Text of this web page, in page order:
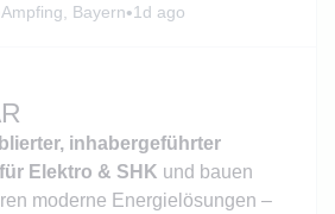
Ampfing, Bayern•1d ago
inhabergeführter
Elektro & SHK und bauen
moderne Energielösungen –